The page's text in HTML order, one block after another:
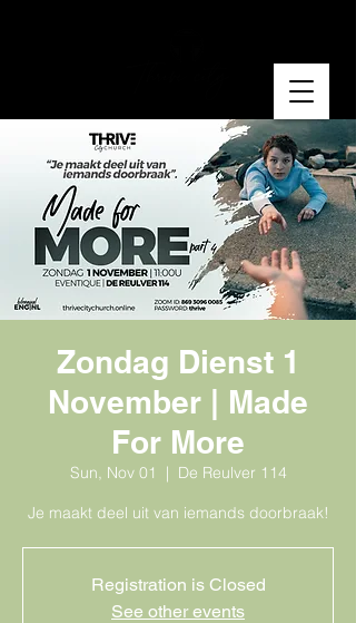
Zondag Dienst 1
November | Made
For More
Sun, Nov 01
  |
De Reulver 114
Je maakt deel uit van iemands doorbraak!
Registration is Closed
See other events